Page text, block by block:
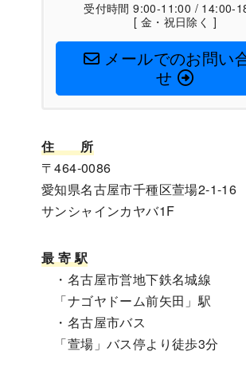
受付時間 9:00-11:00 / 14:00-
[ 金・祝日除く ]
メールでのお問い
せ
住
所
〒464-0086
愛知県名古屋市千種区萱場2-1-16
サンシャインカヤバ1F
最 寄 駅
・名古屋市営地下鉄名城線
「ナゴヤドーム前矢田」駅
・名古屋市バス
「萱場」バス停より徒歩3分